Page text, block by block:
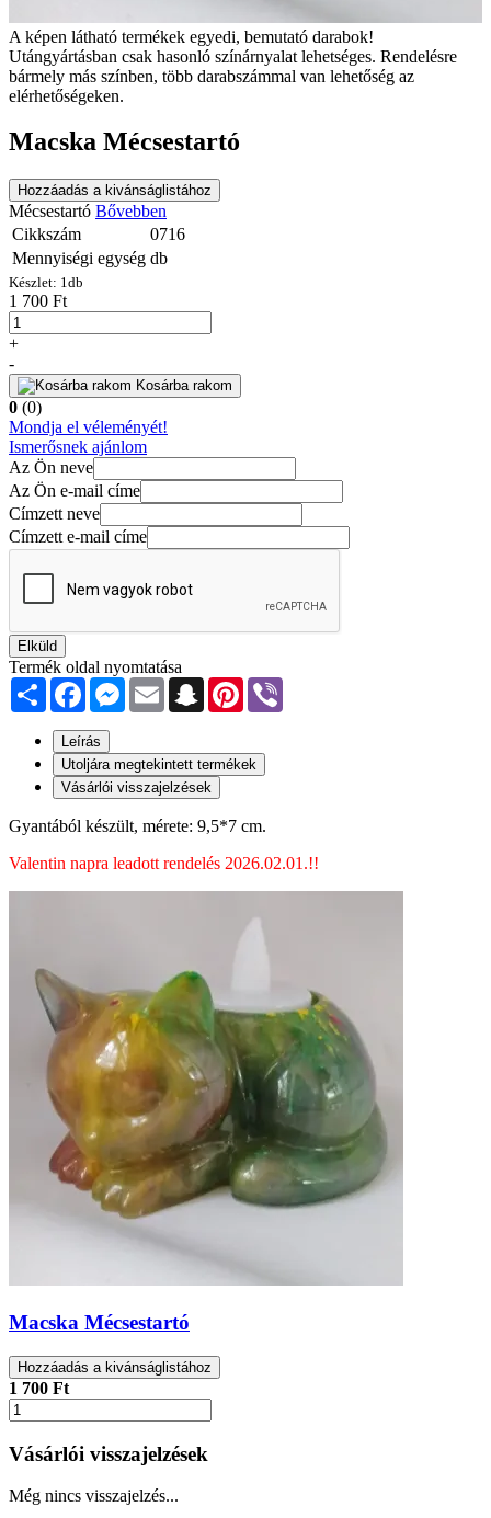
A képen látható termékek egyedi, bemutató darabok!
Utángyártásban csak hasonló színárnyalat lehetséges. Rendelésre
bármely más színben, több darabszámmal van lehetőség az
elérhetőségeken.
Macska Mécsestartó
Hozzáadás a kivánságlistához
Mécsestartó Bővebben
Cikkszám
0716
Mennyiségi egység db
Készlet: 1db
1 700 Ft
+
-
Kosárba rakom
0 (0)
Mondja el véleményét!
Ismerősnek ajánlom
Az Ön neve
Az Ön e-mail címe
Címzett neve
Címzett e-mail címe
Elküld
Termék oldal nyomtatása
Share FacebookMessenger
Email SnapchatPinterest
Leírás
Utoljára megtekintett termékek
Vásárlói visszajelzések
Gyantából készült, mérete: 9,5*7 cm.
Valentin napra leadott rendelés 2026.02.01.!!
Macska Mécsestartó
Hozzáadás a kivánságlistához
1 700 Ft
Vásárlói visszajelzések
Még nincs visszajelzés...